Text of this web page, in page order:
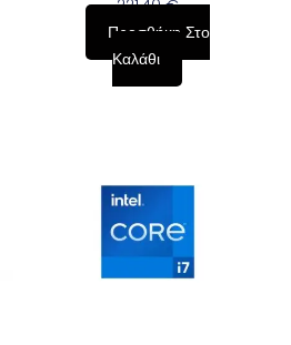
221,40€
Προσθήκη Στο
Καλάθι